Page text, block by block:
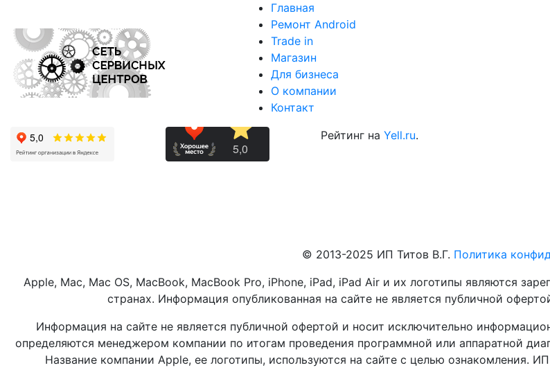
Главная
Ремонт Android
Trade in
Магазин
Для бизнеса
О компании
Контакт
Рейтинг на Yell.ru.
© 2013-2025 ИП Титов В.Г. Политика
Apple, Mac, Mac OS, MacBook, MacBook Pro, iPhone, iPad, iPad Air и их логотипы являются
странах. Информация опубликованная на сайте не является публичной
Информация на сайте не является публичной офертой и носит исключительно
определяются менеджером компании по итогам проведения программной или аппаратной
Название компании Apple, ее логотипы, используются на сайте с целью ознакомления.